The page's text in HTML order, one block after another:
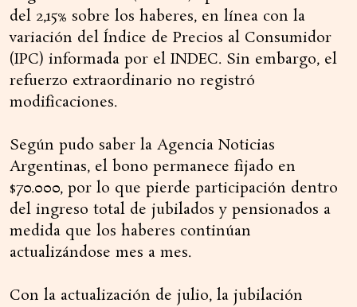
del 2,15% sobre los haberes, en línea con la
variación del Índice de Precios al Consumidor
(IPC) informada por el INDEC. Sin embargo, el
refuerzo extraordinario no registró
modificaciones.
Según pudo saber la Agencia Noticias
Argentinas, el bono permanece fijado en
$70.000, por lo que pierde participación dentro
del ingreso total de jubilados y pensionados a
medida que los haberes continúan
actualizándose mes a mes.
Con la actualización de julio, la jubilación